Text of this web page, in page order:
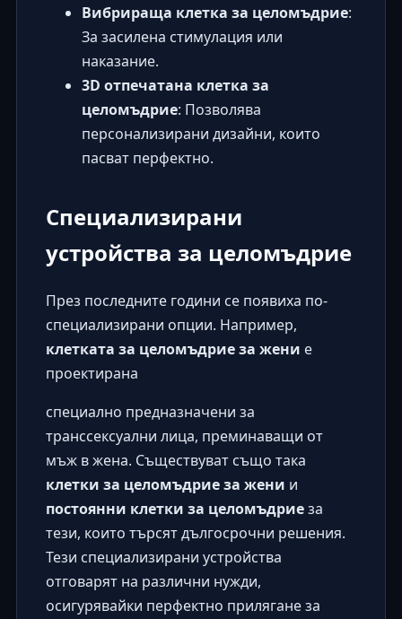
Вибрираща клетка за целомъдрие:
За засилена стимулация или
наказание.
3D отпечатана клетка за
целомъдрие: Позволява
персонализирани дизайни, които
пасват перфектно.
Специализирани
устройства за целомъдрие
През последните години се появиха по-
специализирани опции. Например,
клетката за целомъдрие за жени е
проектирана
специално предназначени за
транссексуални лица, преминаващи от
мъж в жена. Съществуват също така
клетки за целомъдрие за жени и
постоянни клетки за целомъдриеза
тези, които търсят дългосрочни решения.
Тези специализирани устройства
отговарят на различни нужди,
осигурявайки перфектно прилягане за